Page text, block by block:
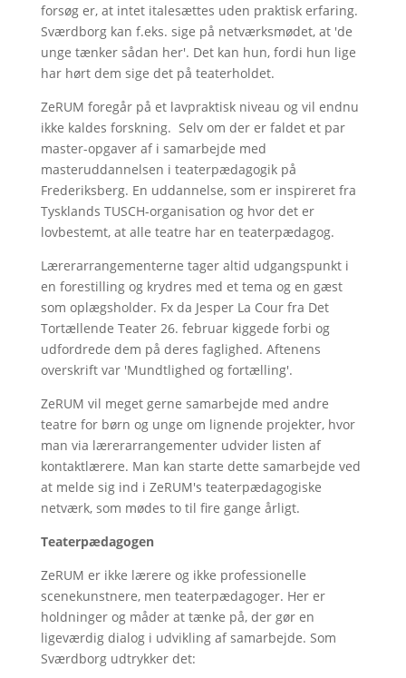
forsøg er, at intet italesættes uden praktisk erfaring.
Sværdborg kan f.eks. sige på netværksmødet, at 'de
unge tænker sådan her'. Det kan hun, fordi hun lige
har hørt dem sige det på teaterholdet.
ZeRUM foregår på et lavpraktisk niveau og vil endnu
ikke kaldes forskning. Selv om der er faldet et par
master-opgaver af i samarbejde med
masteruddannelsen i teaterpædagogik på
Frederiksberg. En uddannelse, som er inspireret fra
Tysklands TUSCH-organisation og hvor det er
lovbestemt, at alle teatre har en teaterpædagog.
Lærerarrangementerne tager altid udgangspunkt i
en forestilling og krydres med et tema og en gæst
som oplægsholder. Fx da Jesper La Cour fra Det
Tortællende Teater 26. februar kiggede forbi og
udfordrede dem på deres faglighed. Aftenens
overskrift var 'Mundtlighed og fortælling'.
ZeRUM vil meget gerne samarbejde med andre
teatre for børn og unge om lignende projekter, hvor
man via lærerarrangementer udvider listen af
kontaktlærere. Man kan starte dette samarbejde ved
at melde sig ind i ZeRUM's teaterpædagogiske
netværk, som mødes to til fire gange årligt.
Teaterpædagogen
ZeRUM er ikke lærere og ikke professionelle
scenekunstnere, men teaterpædagoger. Her er
holdninger og måder at tænke på, der gør en
ligeværdig dialog i udvikling af samarbejde. Som
Sværdborg udtrykker det: